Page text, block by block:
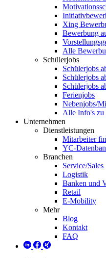
Xing
Bewerbung
Alle
Schülerjobs
Schülerjobs
Schülerjobs
Schülerjobs
Ferienjobs
Nebenjobs/
Alle Info's zu
Unternehmen
Dienstleistungen
Mitarbeiter
YC-
Branchen
Service/Sales
Logistik
Banken und
Retail
E-Mobility
Mehr
Blog
Kontakt
FAQ